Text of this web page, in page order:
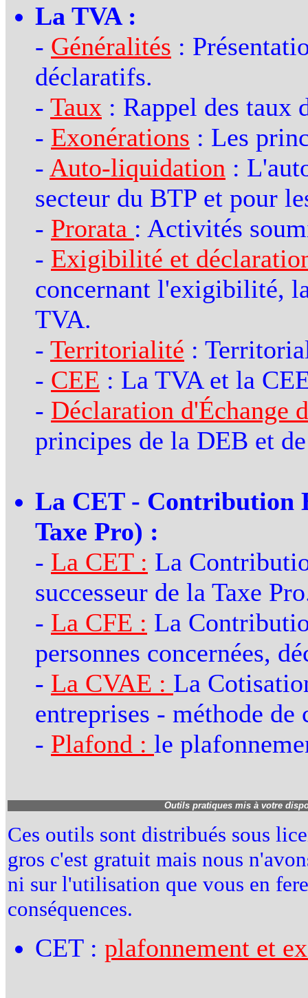
La TVA :
- Généralités :
déclaratifs.
- Taux : Rappel des taux
- Exonérations : Les
- Auto-liquidation :
secteur du BTP et pour
- Prorata : Activités
- Exigibilité et
concernant l'exigibilité,
TVA.
- Territorialité :
- CEE : La TVA et la
- Déclaration d'Échange
principes de la DEB et
La CET - Contribution
Taxe Pro) :
- La CET : La
successeur de la Taxe
- La CFE : La
personnes concernées,
- La CVAE : La
entreprises - méthode
- Plafond : le
Outils pratiques mis à votre
Ces outils sont distribués sous
gros c'est gratuit mais nous
ni sur l'utilisation que vous en
conséquences.
CET : plafonnement et